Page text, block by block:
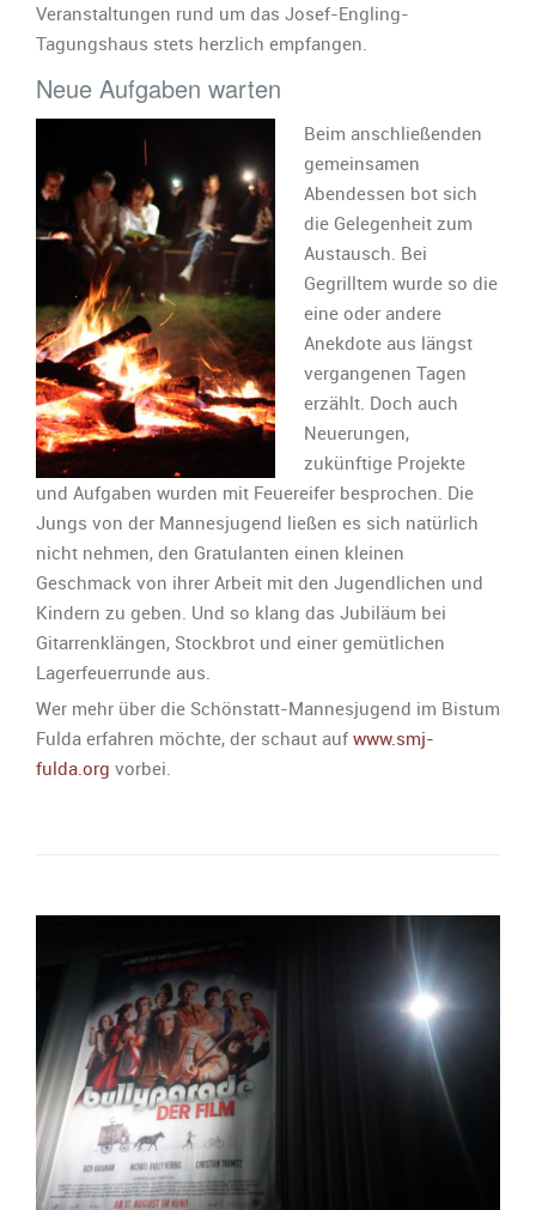
Veranstaltungen rund um das Josef-Engling-
Tagungshaus stets herzlich empfangen.
Neue Aufgaben warten
Beim anschließenden
gemeinsamen
Abendessen bot sich
die Gelegenheit zum
Austausch. Bei
Gegrilltem wurde so die
eine oder andere
Anekdote aus längst
vergangenen Tagen
erzählt. Doch auch
Neuerungen,
zukünftige Projekte
und Aufgaben wurden mit Feuereifer besprochen. Die
Jungs von der Mannesjugend ließen es sich natürlich
nicht nehmen, den Gratulanten einen kleinen
Geschmack von ihrer Arbeit mit den Jugendlichen und
Kindern zu geben. Und so klang das Jubiläum bei
Gitarrenklängen, Stockbrot und einer gemütlichen
Lagerfeuerrunde aus.
Wer mehr über die Schönstatt-Mannesjugend im Bistum
Fulda erfahren möchte, der schaut auf www.smj-
fulda.org vorbei.